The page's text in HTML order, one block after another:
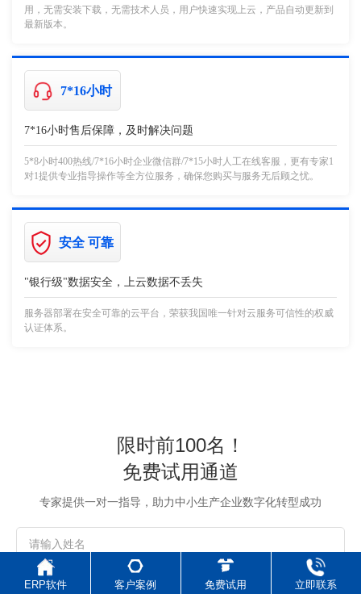
用，无需安装下载，无需技术人员，用户快速实现上云，产品自动更新到
最新版本。
7*16小时
7*16小时售后保障，及时解决问题
5*8小时400热线/7*16小时企业微信群/7*15小时人工在线客服，更有专家1
对1提供专业指导操作等全方位服务，确保您购买与服务无后顾之忧。
安全 可靠
"银行级"数据安全，上云数据不丢失
服务器部署在安全可靠的云平台，荣获我国唯一针对云服务可信性的权威
认证体系。
限时前100名！
免费试用通道
专家提供一对一指导，助力中小生产企业数字化转型成功
ERP软件 客户案例 免费试用 立即联系